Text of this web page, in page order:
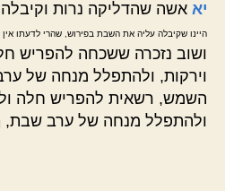
יא אשה שהדליקה נרות
היינו שקיבלה עליה את השבת בפירוש, שהרי לדעתו
ושוב נזכרה ששכחה להפריש
וירקות, ולהתפלל מנחה של
השמש, רשאית להפריש חלה
ולהתפלל מנחה של ערב שבת,